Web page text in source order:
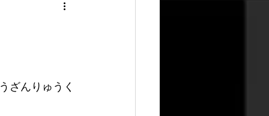
ざんりゅうく